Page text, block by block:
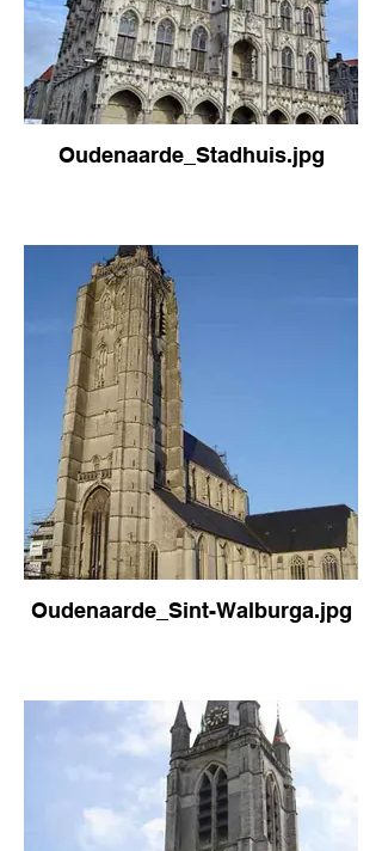
Oudenaarde_Stadhuis.jpg
Oudenaarde_Sint-Walburga.jpg